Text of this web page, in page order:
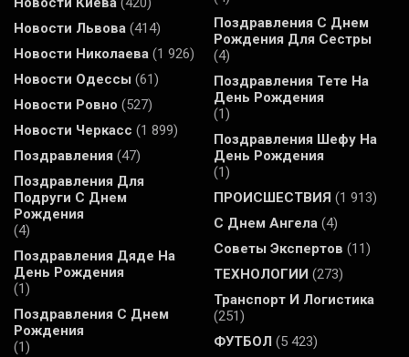
Новости Львова (414)
Новости Николаева (1 926)
Новости Одессы (61)
Новости Ровно (527)
Новости Черкасс (1 899)
Поздравления (47)
Поздравления Для
Подруги С Днем
Рождения
(4)
Поздравления Дяде На
День Рождения
(1)
Поздравления С Днем
Рождения
(1)
Поздравления С Днем
Рождения Для Сестры
(4)
Поздравления Тете На
День Рождения
(1)
Поздравления Шефу На
День Рождения
(1)
ПРОИСШЕСТВИЯ (1 913)
С Днем Ангела (4)
Советы Экспертов (11)
ТЕХНОЛОГИИ (273)
Транспорт И Логистика
(251)
ФУТБОЛ (5 423)